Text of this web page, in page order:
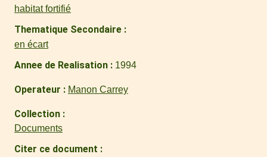
habitat fortifié
Thematique Secondaire
en écart
Annee de Realisation 1994
Operateur Manon Carrey
Collection
Documents
Citer ce document